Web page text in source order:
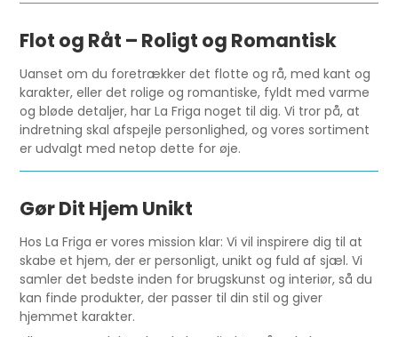
Flot og Råt – Roligt og Romantisk
Uanset om du foretrækker det flotte og rå, med kant og
karakter, eller det rolige og romantiske, fyldt med varme
og bløde detaljer, har La Friga noget til dig. Vi tror på, at
indretning skal afspejle personlighed, og vores sortiment
er udvalgt med netop dette for øje.
Gør Dit Hjem Unikt
Hos La Friga er vores mission klar: Vi vil inspirere dig til at
skabe et hjem, der er personligt, unikt og fuld af sjæl. Vi
samler det bedste inden for brugskunst og interiør, så du
kan finde produkter, der passer til din stil og giver
hjemmet karakter.